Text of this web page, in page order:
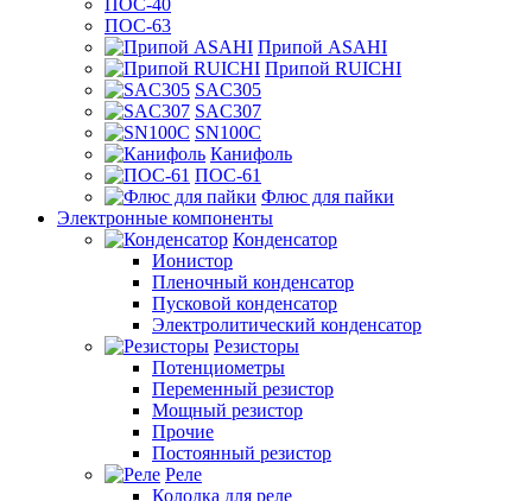
ПОС-40
ПОС-63
Припой ASAHI
Припой RUICHI
SAC305
SAC307
SN100C
Канифоль
ПОС-61
Флюс для пайки
Электронные компоненты
Конденсатор
Ионистор
Пленочный конденсатор
Пусковой конденсатор
Электролитический конденсатор
Резисторы
Потенциометры
Переменный резистор
Мощный резистор
Прочие
Постоянный резистор
Реле
Колодка для реле